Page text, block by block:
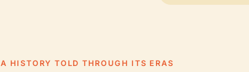
A HISTORY TOLD THROUGH ITS ERAS